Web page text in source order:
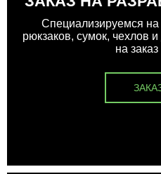
Специализируемся
рюкзаков, сумок, чехлов
на